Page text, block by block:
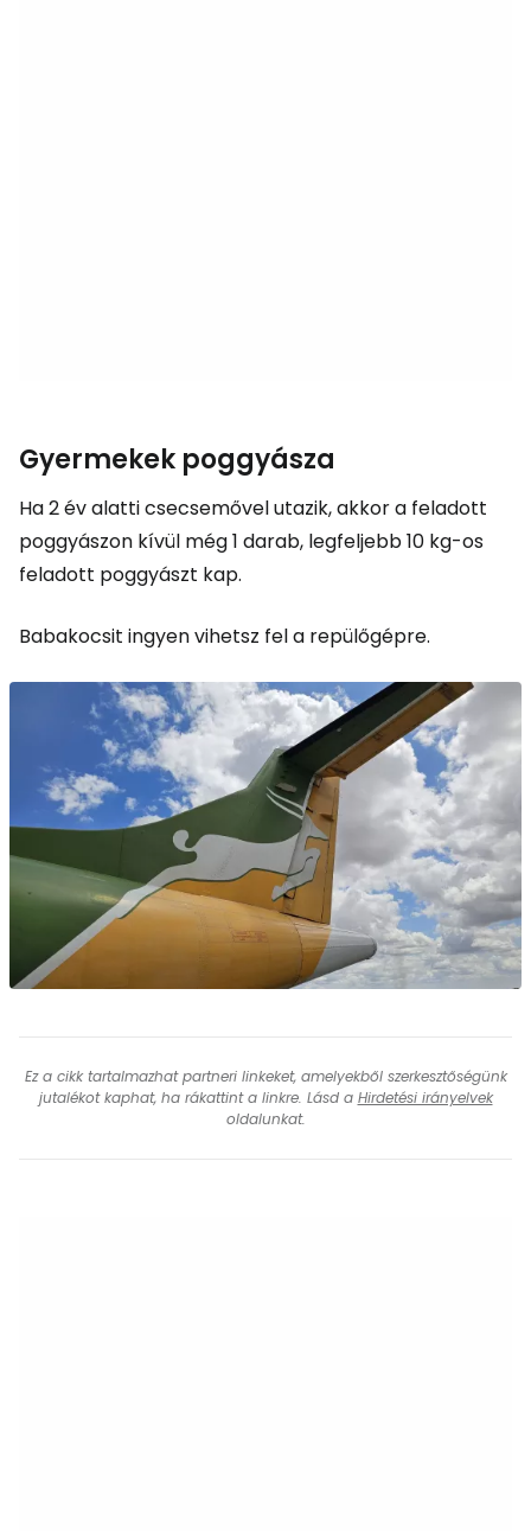
Gyermekek poggyásza
Ha 2 év alatti csecsemővel utazik, akkor a feladott
poggyászon kívül még 1 darab, legfeljebb 10 kg-os
feladott poggyászt kap.
Babakocsit ingyen vihetsz fel a repülőgépre.
Ez a cikk tartalmazhat partneri linkeket, amelyekből szerkesztőségünk
jutalékot kaphat, ha rákattint a linkre. Lásd a Hirdetési irányelvek
oldalunkat.